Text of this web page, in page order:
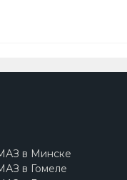
в Минске
в Гомеле